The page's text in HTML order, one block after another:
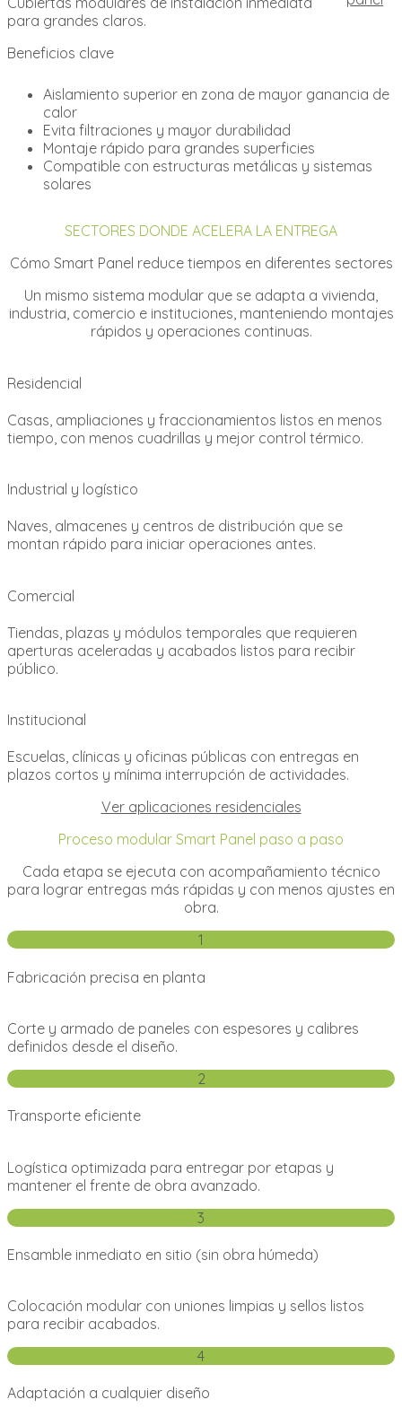
para grandes claros.
Beneficios clave
Aislamiento superior en zona de mayor ganancia de
calor
Evita filtraciones y mayor durabilidad
Montaje rápido para grandes superficies
Compatible con estructuras metálicas y sistemas
solares
SECTORES DONDE ACELERA LA ENTREGA
Cómo Smart Panel reduce tiempos en diferentes sectores
Un mismo sistema modular que se adapta a vivienda,
industria, comercio e instituciones, manteniendo montajes
rápidos y operaciones continuas.
Residencial
Casas, ampliaciones y fraccionamientos listos en menos
tiempo, con menos cuadrillas y mejor control térmico.
Industrial y logístico
Naves, almacenes y centros de distribución que se
montan rápido para iniciar operaciones antes.
Comercial
Tiendas, plazas y módulos temporales que requieren
aperturas aceleradas y acabados listos para recibir
público.
Institucional
Escuelas, clínicas y oficinas públicas con entregas en
plazos cortos y mínima interrupción de actividades.
Ver aplicaciones residenciales
Proceso modular Smart Panel paso a paso
Cada etapa se ejecuta con acompañamiento técnico
para lograr entregas más rápidas y con menos ajustes en
obra.
1
Fabricación precisa en planta
Corte y armado de paneles con espesores y calibres
definidos desde el diseño.
2
Transporte eficiente
Logística optimizada para entregar por etapas y
mantener el frente de obra avanzado.
3
Ensamble inmediato en sitio (sin obra húmeda)
Colocación modular con uniones limpias y sellos listos
para recibir acabados.
4
Adaptación a cualquier diseño